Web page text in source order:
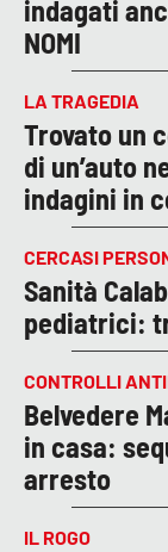
indagati
NOMI
LA TRAGEDIA
Trovato un
di un’auto
indagini in
CERCASI
Sanità
pediatrici:
CONTROLLI
Belvedere
in casa:
arresto
IL ROGO